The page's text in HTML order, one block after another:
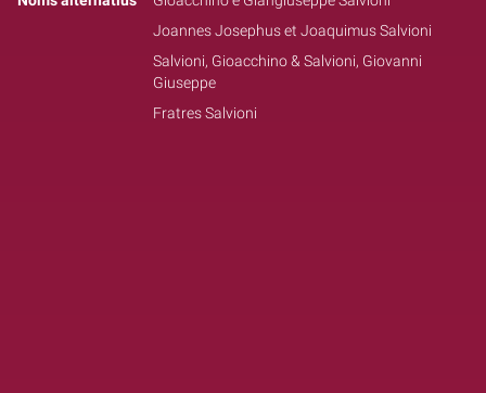
Joannes Josephus et Joaquimus Salvioni
Salvioni, Gioacchino & Salvioni, Giovanni
Giuseppe
Fratres Salvioni